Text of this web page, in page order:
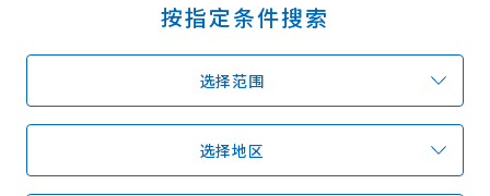
温泉
区域指南
预约
按指定条件搜索
选择范围
选择地区